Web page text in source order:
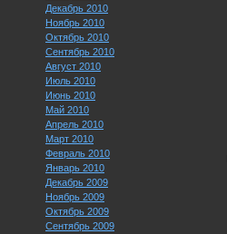
Декабрь 2010
Ноябрь 2010
Октябрь 2010
Сентябрь 2010
Август 2010
Июль 2010
Июнь 2010
Май 2010
Апрель 2010
Март 2010
Февраль 2010
Январь 2010
Декабрь 2009
Ноябрь 2009
Октябрь 2009
Сентябрь 2009